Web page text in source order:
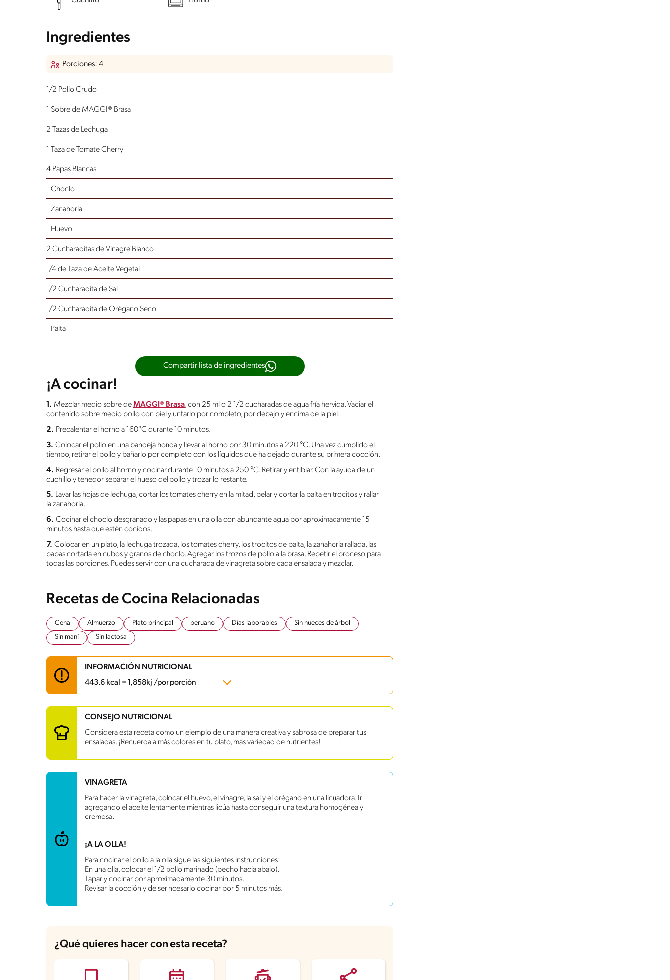
Ingredientes
Porciones: 4
1/2 Pollo Crudo
1 Sobre de MAGGI® Brasa
2 Tazas de Lechuga
1 Taza de Tomate Cherry
4 Papas Blancas
1 Choclo
1 Zanahoria
1 Huevo
2 Cucharaditas de Vinagre Blanco
1/4 de Taza de Aceite Vegetal
1/2 Cucharadita de Sal
1/2 Cucharadita de Orégano Seco
1 Palta
Compartir lista de ingredientes
¡A cocinar!
1. Mezclar medio sobre deMAGGI® Brasa, con 25 ml o 2 1/2 cucharadas de agua fría hervida. Vaciar el
contenido sobre medio pollo con piel y untarlo por completo, por debajo y encima de la piel.
2. Precalentar el horno a 160°C durante 10 minutos.
3. Colocar el pollo en una bandeja honda y llevar al horno por 30 minutos a 220 °C. Una vez cumplido el
tiempo, retirar el pollo y bañarlo por completo con los líquidos que ha dejado durante su primera cocción.
4. Regresar el pollo al horno y cocinar durante 10 minutos a 250 °C. Retirar y entibiar. Con la ayuda de un
cuchillo y tenedor separar el hueso del pollo y trozar lo restante.
5. Lavar las hojas de lechuga, cortar los tomates cherry en la mitad, pelar y cortar la palta en trocitos y rallar
la zanahoria.
6. Cocinar el choclo desgranado y las papas en una olla con abundante agua por aproximadamente 15
minutos hasta que estén cocidos.
7. Colocar en un plato, la lechuga trozada, los tomates cherry, los trocitos de palta, la zanahoria rallada, las
papas cortada en cubos y granos de choclo. Agregar los trozos de pollo a la brasa. Repetir el proceso para
todas las porciones. Puedes servir con una cucharada de vinagreta sobre cada ensalada y mezclar.
Recetas de Cocina Relacionadas
Cena Almuerzo Plato principal peruano Días laborables
Sin nueces de árbol
Sin maní
Sin lactosa
INFORMACIÓN NUTRICIONAL
443.6 kcal = 1,858kj /por porción
Carbohidratos 43.7 g
Grasas 19.1 g
Fibra 9.6 g
Sodio 1319.5 mg
Azúcares 5.6 g
CONSEJO NUTRICIONAL
Considera esta receta como un ejemplo de una manera creativa y sabrosa de preparar tus
ensaladas. ¡Recuerda a más colores en tu plato, más variedad de nutrientes!
VINAGRETA
Para hacer la vinagreta, colocar el huevo, el vinagre, la sal y el orégano en una licuadora. Ir
agregando el aceite lentamente mientras licúa hasta conseguir una textura homogénea y
cremosa.
¡A LA OLLA!
Para cocinar el pollo a la olla sigue las siguientes instrucciones:
En una olla, colocar el 1/2 pollo marinado (pecho hacia abajo).
Tapar y cocinar por aproximadamente 30 minutos.
Revisar la cocción y de ser ncesario cocinar por 5 minutos más.
¿Qué quieres hacer con esta receta?